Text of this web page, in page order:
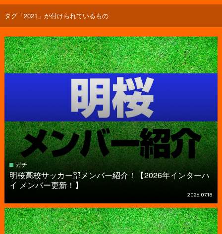
タグ「2021」が付けられているもの
ガチ
明桜高校サッカー部メンバー紹介！【2026年インターハ
イ メンバー更新！】
2026.07.18